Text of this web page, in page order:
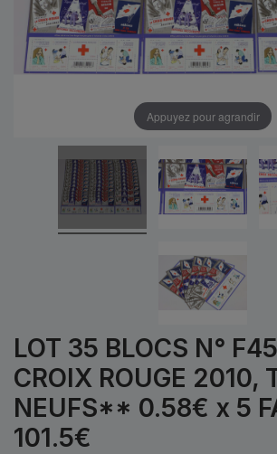
Appuyez pour agrandir
LOT 35 BLOCS N°
CROIX ROUGE 2010,
NEUFS** 0.58€ x 5
101.5€